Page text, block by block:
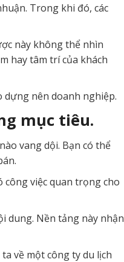
Trong khi đó, các
này không thể nhìn
hay tâm trí của khách
dựng nên doanh nghiệp.
mục tiêu.
vang dội. Bạn có thể
việc quan trọng cho
dung. Nền tảng này nhận
về một công ty du lịch